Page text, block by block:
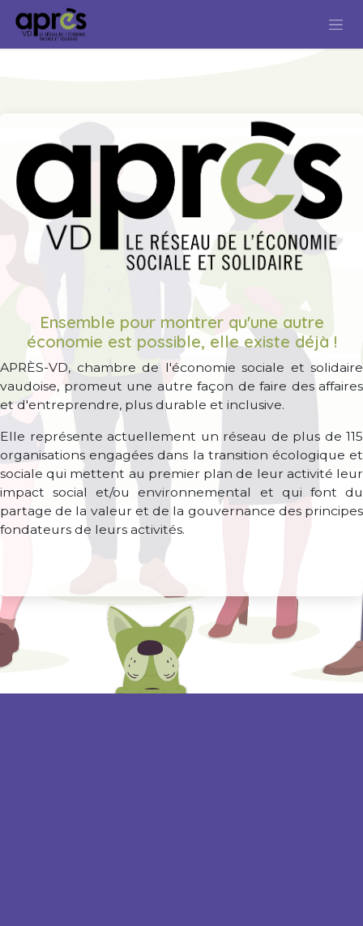
Se rendre au contenu
Ensemble pour montrer qu'une autre
économie est possible, elle existe déjà !
APRÈS-VD, chambre de l'économie sociale et solidaire
vaudoise, promeut une autre façon de faire des affaires
et d'entreprendre, plus durable et inclusive.
Elle représente actuellement un réseau de plus de 115
organisations engagées dans la transition écologique et
sociale qui mettent au premier plan de leur activité leur
impact social et/ou environnemental et qui font du
partage de la valeur et de la gouvernance des principes
fondateurs de leurs activités.